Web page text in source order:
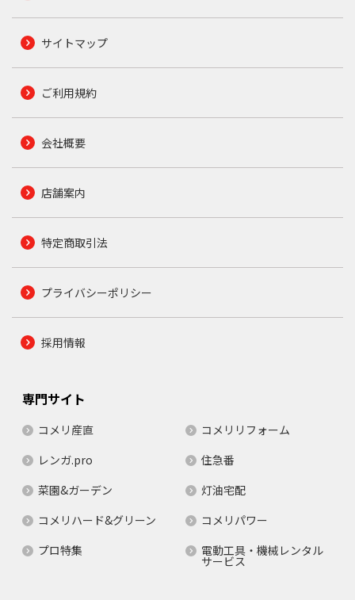
サイトマップ
ご利用規約
会社概要
店舗案内
特定商取引法
プライバシーポリシー
採用情報
専門サイト
コメリ産直
コメリリフォーム
レンガ.pro
住急番
菜園&ガーデン
灯油宅配
コメリハード&グリーン
コメリパワー
プロ特集
電動工具・機械レンタル
サービス